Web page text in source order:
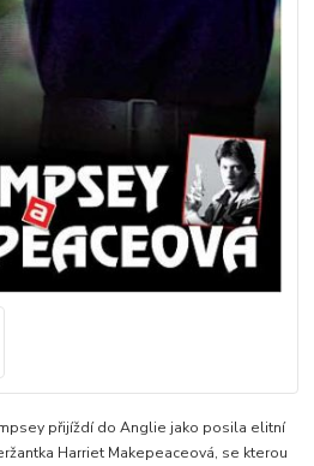
přijíždí do Anglie jako posila elitní
Harriet Makepeaceová, se kterou